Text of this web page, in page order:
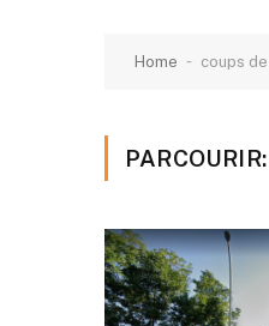
Home - coups
PARCOURIR: